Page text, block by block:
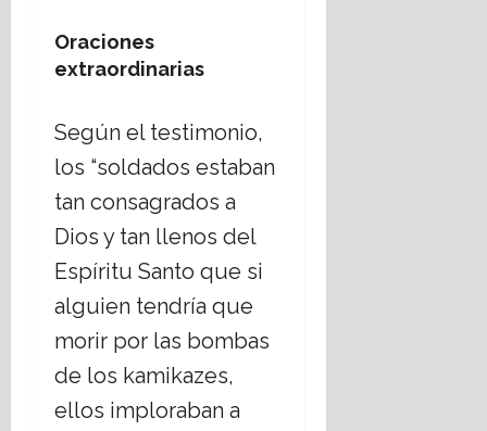
Oraciones
extraordinarias
Según el testimonio,
los “soldados estaban
tan consagrados a
Dios y tan llenos del
Espíritu Santo que si
alguien tendría que
morir por las bombas
de los kamikazes,
ellos imploraban a